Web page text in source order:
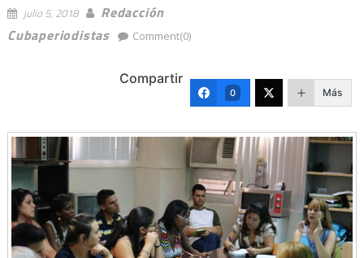
julio 5, 2018
Redacción
Cubaperiodistas
Comment(0)
Compartir
0 Más